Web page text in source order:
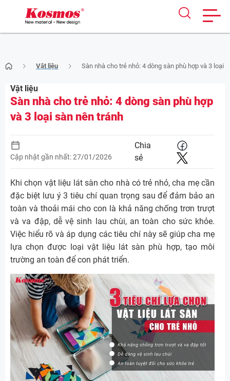
to
content
Vật liệu Sàn nhà cho trẻ nhỏ: 4 dòng sàn phù hợp và 3 loại
Vật liệu
Sàn nhà cho trẻ nhỏ: 4 dòng sàn phù hợp
và 3 loại sàn nên tránh
Cập nhật gần nhất: 27/01/2026
Chia
sẻ
Khi chọn vật liệu lát sàn cho nhà có trẻ nhỏ, cha mẹ cần
đặc biệt lưu ý 3 tiêu chí quan trọng sau để đảm bảo an
toàn và thoải mái cho con là khả năng chống trơn trượt
và va đập, dễ vệ sinh lau chùi, an toàn cho sức khỏe.
Việc hiểu rõ và áp dụng các tiêu chí này sẽ giúp cha mẹ
lựa chọn được loại vật liệu lát sàn phù hợp, tạo môi
trường an toàn để con phát triển.